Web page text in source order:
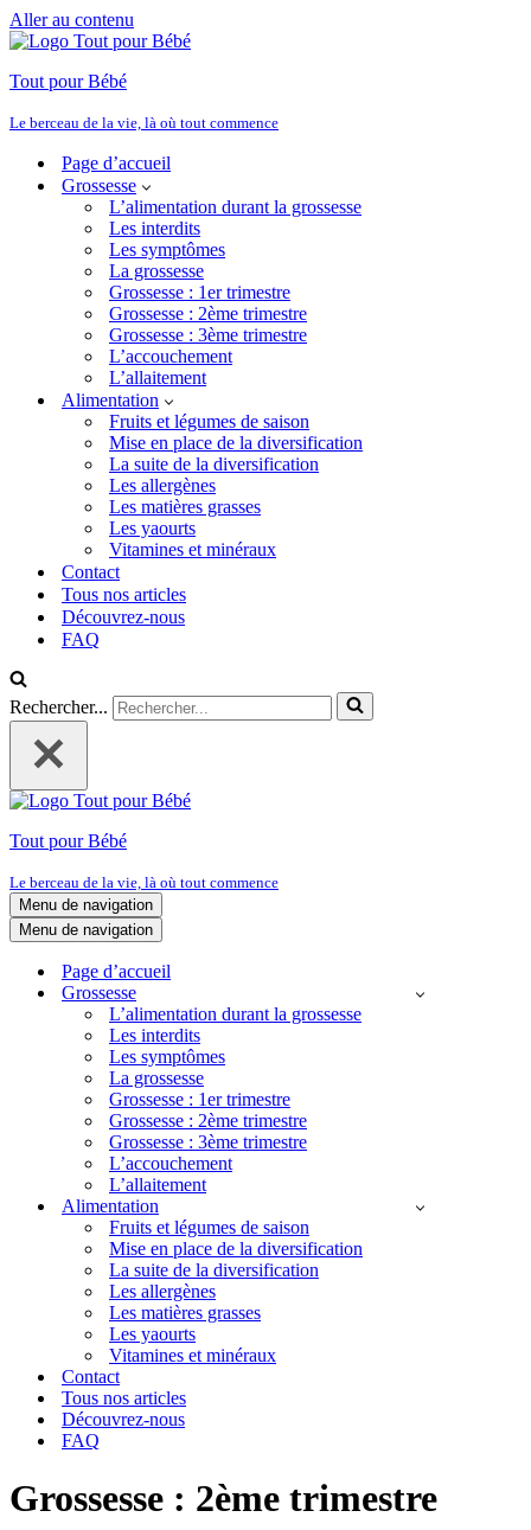
Aller au contenu
Tout pour Bébé
Le berceau de la vie, là où tout commence
Page d’accueil
Grossesse
L’alimentation durant la grossesse
Les interdits
Les symptômes
La grossesse
Grossesse : 1er trimestre
Grossesse : 2ème trimestre
Grossesse : 3ème trimestre
L’accouchement
L’allaitement
Alimentation
Fruits et légumes de saison
Mise en place de la diversification
La suite de la diversification
Les allergènes
Les matières grasses
Les yaourts
Vitamines et minéraux
Contact
Tous nos articles
Découvrez-nous
FAQ
Rechercher...
Tout pour Bébé
Le berceau de la vie, là où tout commence
Menu de navigation
Menu de navigation
Page d’accueil
Grossesse
L’alimentation durant la grossesse
Les interdits
Les symptômes
La grossesse
Grossesse : 1er trimestre
Grossesse : 2ème trimestre
Grossesse : 3ème trimestre
L’accouchement
L’allaitement
Alimentation
Fruits et légumes de saison
Mise en place de la diversification
La suite de la diversification
Les allergènes
Les matières grasses
Les yaourts
Vitamines et minéraux
Contact
Tous nos articles
Découvrez-nous
FAQ
Grossesse : 2ème trimestre